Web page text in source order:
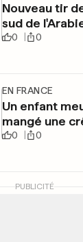
Nouveau tir
sud de
0 0
EN FRANCE
Un enfant
mangé une
0 0
PUBLICITÉ